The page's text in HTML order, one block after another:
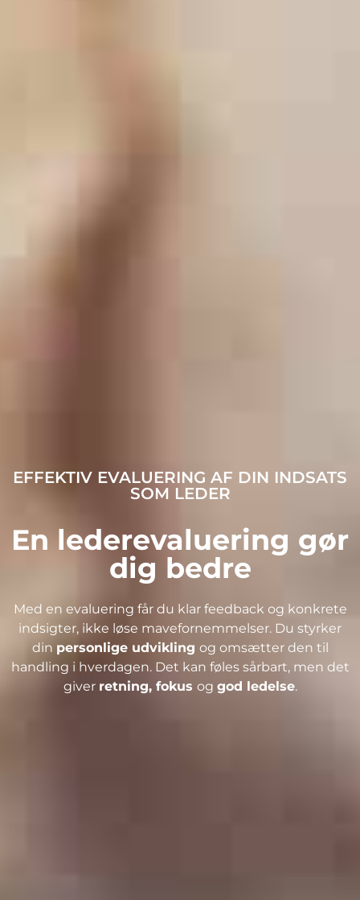
EFFEKTIV EVALUERING AF DIN INDSATS
SOM LEDER
En lederevaluering gør
dig bedre
Med en evaluering får du klar feedback og konkrete
indsigter, ikke løse mavefornemmelser. Du styrker
din personlige udvikling og omsætter den til
handling i hverdagen. Det kan føles sårbart, men det
giver retning, fokus og god ledelse.